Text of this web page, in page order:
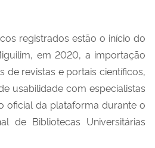
registrados estão o início do
em 2020, a importação
de revistas e portais científicos,
usabilidade com especialistas
oficial da plataforma durante o
de Bibliotecas Universitárias